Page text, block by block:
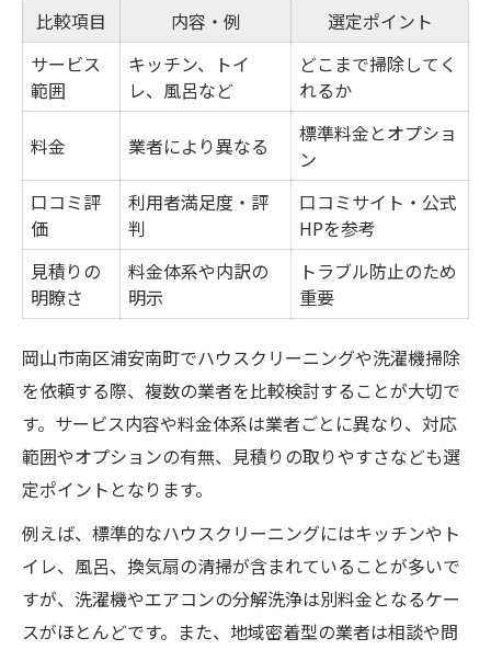
洗濯機のカビや汚れを防ぐ日常ケア方法
分解掃除が必要なサインとその理由
ハウスクリーニングで洗濯機も安心メンテ
家族の健康を守る洗濯機掃除の重要性
業者選びに悩まない見積もり活用ポイント
見積もり比較で失敗しない業者選定術
ハウスクリーニング見積内容のチェックリ
スト
見積もり時に確認すべき清掃範囲の違い
追加料金が発生しやすいケースとは
ハウスクリーニングの安心な依頼方法を解説
安心して依頼できるハウスクリーニング手
順表
女性スタッフ在籍や土日対応の選び方
依頼前に押さえたいトラブル回避ポイント
LINEや電話で簡単相談する方法
比較項目 内容・例
選定ポイント
サービス
範囲
キッチン、トイ
レ、風呂など
どこまで掃除してく
れるか
料金 業者により異なる
標準料金とオプショ
ン
口コミ評
価
利用者満足度・評
判
口コミサイト・公式
HPを参考
見積りの
明瞭さ
料金体系や内訳の
明示
トラブル防止のため
重要
岡山市南区浦安南町でハウスクリーニングや洗濯機掃除
を依頼する際、複数の業者を比較検討することが大切で
す。サービス内容や料金体系は業者ごとに異なり、対応
範囲やオプションの有無、見積りの取りやすさなども選
定ポイントとなります。
例えば、標準的なハウスクリーニングにはキッチンやト
イレ、風呂、換気扇の清掃が含まれていることが多いで
すが、洗濯機やエアコンの分解洗浄は別料金となるケー
スがほとんどです。また、地域密着型の業者は相談や問